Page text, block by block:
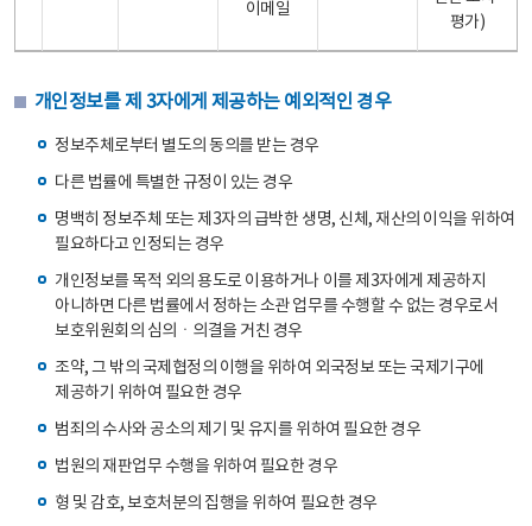
이메일
평가)
개인정보를 제 3자에게 제공하는 예외적인 경우
정보주체로부터 별도의 동의를 받는 경우
다른 법률에 특별한 규정이 있는 경우
명백히 정보주체 또는 제3자의 급박한 생명, 신체, 재산의 이익을 위하여
필요하다고 인정되는 경우
개인정보를 목적 외의 용도로 이용하거나 이를 제3자에게 제공하지
아니하면 다른 법률에서 정하는 소관 업무를 수행할 수 없는 경우로서
보호위원회의 심의ㆍ의결을 거친 경우
조약, 그 밖의 국제협정의 이행을 위하여 외국정보 또는 국제기구에
제공하기 위하여 필요한 경우
범죄의 수사와 공소의 제기 및 유지를 위하여 필요한 경우
법원의 재판업무 수행을 위하여 필요한 경우
형 및 감호, 보호처분의 집행을 위하여 필요한 경우